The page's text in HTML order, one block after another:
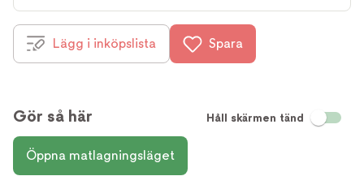
Lägg i inköpslista Spara
Gör så här Håll skärmen tänd
Öppna matlagningsläget